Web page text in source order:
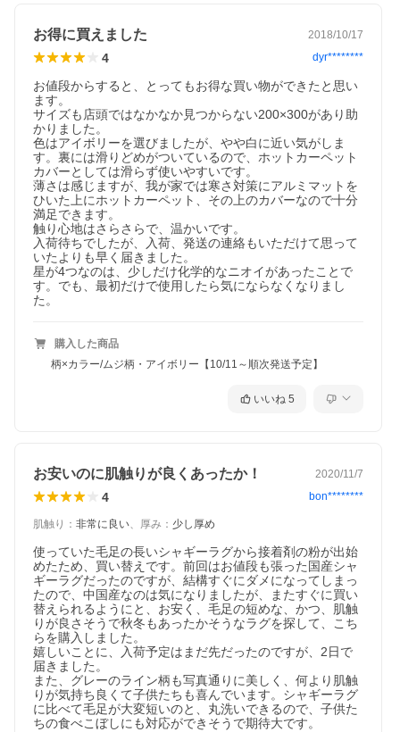
お得に買えました 2018/10/17
4 dyr********
お値段からすると、とってもお得な買い物ができたと思い
ます。
サイズも店頭ではなかなか見つからない200×300があり助
かりました。
色はアイボリーを選びましたが、やや白に近い気がしま
す。裏には滑りどめがついているので、ホットカーペット
カバーとしては滑らず使いやすいです。
薄さは感じますが、我が家では寒さ対策にアルミマットを
ひいた上にホットカーペット、その上のカバーなので十分
満足できます。
触り心地はさらさらで、温かいです。
入荷待ちでしたが、入荷、発送の連絡もいただけて思って
いたよりも早く届きました。
星が4つなのは、少しだけ化学的なニオイがあったことで
す。でも、最初だけで使用したら気にならなくなりまし
た。
購入した商品
柄×カラー/ムジ柄・アイボリー【10/11～順次発送予定】
いいね 5
お安いのに肌触りが良くあったか！ 2020/11/7
4 bon********
肌触り ： 非常に良い、 厚み ： 少し厚め
使っていた毛足の長いシャギーラグから接着剤の粉が出始
めたため、買い替えです。前回はお値段も張った国産シャ
ギーラグだったのですが、結構すぐにダメになってしまっ
たので、中国産なのは気になりましたが、またすぐに買い
替えられるようにと、お安く、毛足の短めな、かつ、肌触
りが良さそうで秋冬もあったかそうなラグを探して、こち
らを購入しました。
嬉しいことに、入荷予定はまだ先だったのですが、2日で
届きました。
また、グレーのライン柄も写真通りに美しく、何より肌触
りが気持ち良くて子供たちも喜んでいます。シャギーラグ
に比べて毛足が大変短いのと、丸洗いできるので、子供た
ちの食べこぼしにも対応ができそうで期待大です。